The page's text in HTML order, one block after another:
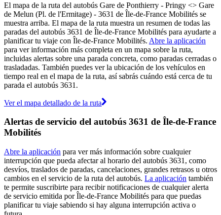
El mapa de la ruta del autobús Gare de Ponthierry - Pringy <> Gare
de Melun (Pl. de l'Ermitage) - 3631 de Île-de-France Mobilités se
muestra arriba. El mapa de la ruta muestra un resumen de todas las
paradas del autobús 3631 de Île-de-France Mobilités para ayudarte a
planificar tu viaje con Île-de-France Mobilités. Abre la aplicación
para ver información más completa en un mapa sobre la ruta,
incluidas alertas sobre una parada concreta, como paradas cerradas o
trasladadas. También puedes ver la ubicación de los vehículos en
tiempo real en el mapa de la ruta, así sabrás cuándo está cerca de tu
parada el autobús 3631.
Ver el mapa detallado de la ruta
Alertas de servicio del autobús 3631 de Île-de-France
Mobilités
Abre la aplicación para ver más información sobre cualquier
interrupción que pueda afectar al horario del autobús 3631, como
desvíos, traslados de paradas, cancelaciones, grandes retrasos u otros
cambios en el servicio de la ruta del autobús. La aplicación también
te permite suscribirte para recibir notificaciones de cualquier alerta
de servicio emitida por Île-de-France Mobilités para que puedas
planificar tu viaje sabiendo si hay alguna interrupción activa o